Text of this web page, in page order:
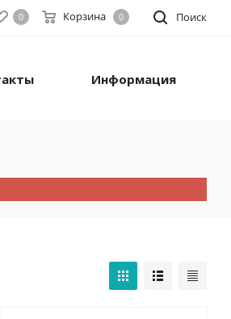
Поиск
0 Корзина 0
Информация